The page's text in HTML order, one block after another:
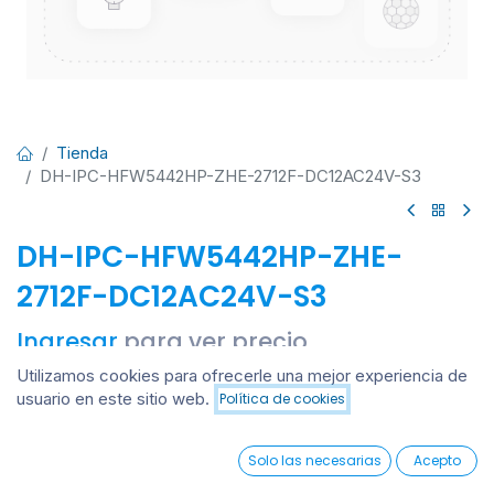
Añadir al carrito
0
Wishlist Account
Tienda
DH-IPC-HFW5442HP-ZHE-2712F-DC12AC24V-S3
DH-IPC-HFW5442HP-ZHE-
2712F-DC12AC24V-S3
Ingresar para ver precio
Añadir al carrito
Añadir a lista de deseos
Utilizamos cookies para ofrecerle una mejor experiencia de
usuario en este sitio web. Política de cookies
Solo las necesarias Acepto